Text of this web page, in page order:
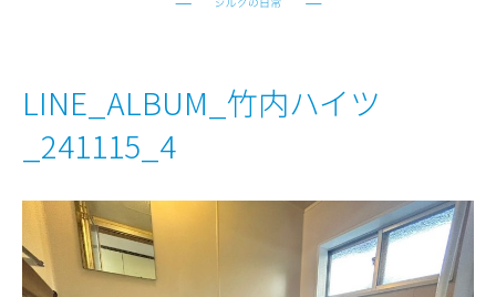
LINE_ALBUM_竹内ハイツ
_241115_4